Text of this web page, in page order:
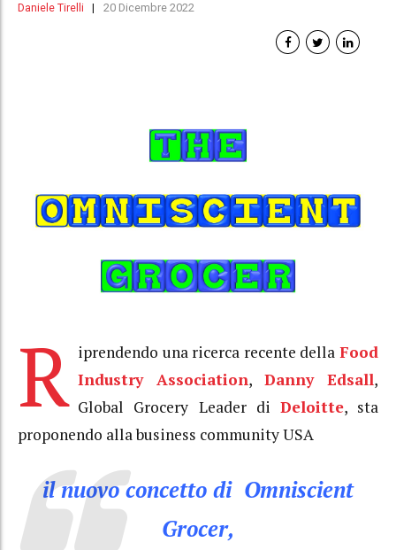
Daniele Tirelli 20 Dicembre 2022
R iprendendo una ricerca recente della Food
Industry Association,Danny Edsall,
Global Grocery Leader di Deloitte, sta
proponendo alla business community USA
il nuovo concetto di Omniscient
Grocer,